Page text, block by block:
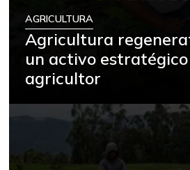
AGRICULTURA
Agricultura
un activo
agricultor